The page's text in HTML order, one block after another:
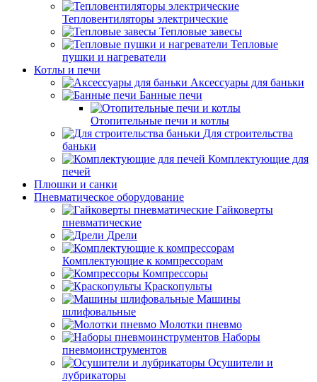
Тепловентиляторы электрические
Тепловые завесы
Тепловые
пушки и нагреватели
Котлы и печи
Аксессуары для баньки
Банные печи
Отопительные печи и котлы
Для строительства
баньки
Комплектующие для
печей
Плюшки и санки
Пневматическое оборудование
Гайковерты
пневматические
Дрели
Комплектующие к компрессорам
Компрессоры
Краскопульты
Машины
шлифовальные
Молотки пневмо
Наборы
пневмоинструментов
Осушители и
лубрикаторы